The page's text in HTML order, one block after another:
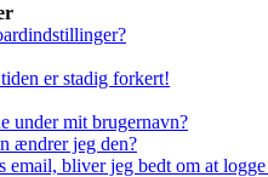
er stadig forkert!
under mit brugernavn?
ændrer jeg den?
email, bliver jeg bedt om at